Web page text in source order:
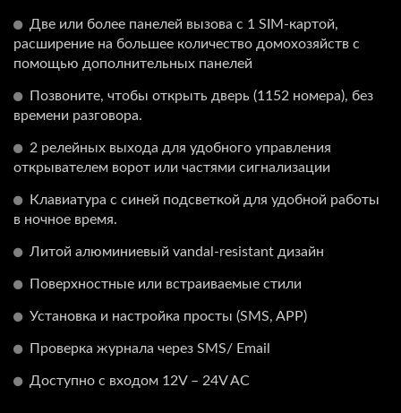
Две или более панелей вызова с 1 SIM-картой,
расширение на большее количество домохозяйств с
помощью дополнительных панелей
Позвоните, чтобы открыть дверь (1152 номера), без
времени разговора.
2 релейных выхода для удобного управления
открывателем ворот или частями сигнализации
Клавиатура с синей подсветкой для удобной работы
в ночное время.
Литой алюминиевый vandal-resistant дизайн
Поверхностные или встраиваемые стили
Установка и настройка просты (SMS, APP)
Проверка журнала через SMS/ Email
Доступно с входом 12V – 24V AC